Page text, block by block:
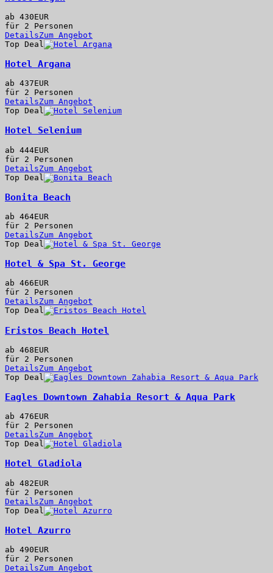
ab 430EUR
für 2 Personen
DetailsZum Angebot
Top Deal
Hotel Argana
ab 437EUR
für 2 Personen
DetailsZum Angebot
Top Deal
Hotel Selenium
ab 444EUR
für 2 Personen
DetailsZum Angebot
Top Deal
Bonita Beach
ab 464EUR
für 2 Personen
DetailsZum Angebot
Top Deal
Hotel & Spa St. George
ab 466EUR
für 2 Personen
DetailsZum Angebot
Top Deal
Eristos Beach Hotel
ab 468EUR
für 2 Personen
DetailsZum Angebot
Top Deal
Eagles Downtown Zahabia Resort & Aqua Park
ab 476EUR
für 2 Personen
DetailsZum Angebot
Top Deal
Hotel Gladiola
ab 482EUR
für 2 Personen
DetailsZum Angebot
Top Deal
Hotel Azurro
ab 490EUR
für 2 Personen
DetailsZum Angebot